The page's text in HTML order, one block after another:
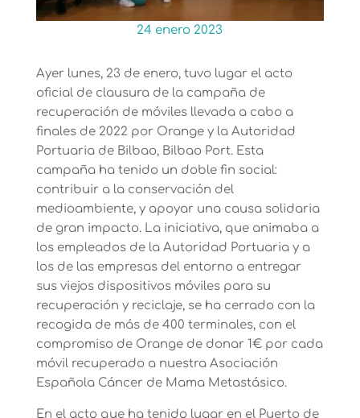
24 enero 2023
Ayer lunes, 23 de enero, tuvo lugar el acto
oficial de clausura de la campaña de
recuperación de móviles llevada a cabo a
finales de 2022 por Orange y la Autoridad
Portuaria de Bilbao, Bilbao Port. Esta
campaña ha tenido un doble fin social:
contribuir a la conservación del
medioambiente, y apoyar una causa solidaria
de gran impacto. La iniciativa, que animaba a
los empleados de la Autoridad Portuaria y a
los de las empresas del entorno a entregar
sus viejos dispositivos móviles para su
recuperación y reciclaje, se ha cerrado con la
recogida de más de 400 terminales, con el
compromiso de Orange de donar 1€ por cada
móvil recuperado a nuestra Asociación
Española Cáncer de Mama Metastásico.
En el acto que ha tenido lugar en el Puerto de